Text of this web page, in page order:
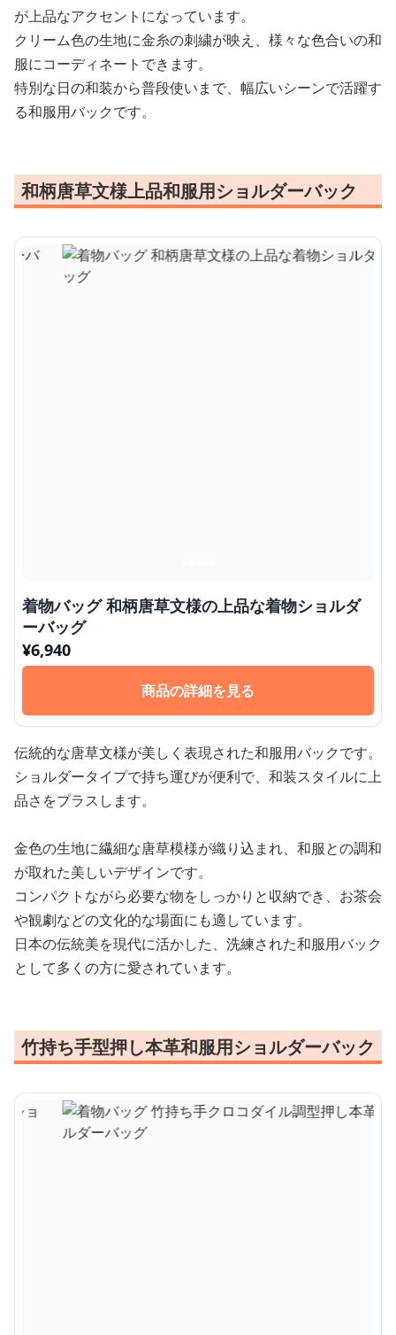
が上品なアクセントになっています。
クリーム色の生地に金糸の刺繍が映え、様々な色合いの和
服にコーディネートできます。
特別な日の和装から普段使いまで、幅広いシーンで活躍す
る和服用バックです。
和柄唐草文様上品和服用ショルダーバック
着物バッグ 和柄唐草文様の上品な着物ショルダ
ーバッグ
¥6,940
商品の詳細を見る
伝統的な唐草文様が美しく表現された和服用バックです。
ショルダータイプで持ち運びが便利で、和装スタイルに上
品さをプラスします。
金色の生地に繊細な唐草模様が織り込まれ、和服との調和
が取れた美しいデザインです。
コンパクトながら必要な物をしっかりと収納でき、お茶会
や観劇などの文化的な場面にも適しています。
日本の伝統美を現代に活かした、洗練された和服用バック
として多くの方に愛されています。
竹持ち手型押し本革和服用ショルダーバック